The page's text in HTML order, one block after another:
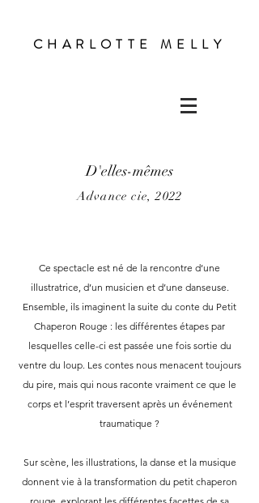
CHARLOTTE MELLY
D'elles-mêmes
Advance cie, 2022
Ce spectacle est né de la rencontre d’une
illustratrice, d’un musicien et d’une danseuse.
Ensemble, ils imaginent la suite du conte du Petit
Chaperon Rouge : les différentes étapes par
lesquelles celle-ci est passée une fois sortie du
ventre du loup. Les contes nous menacent toujours
du pire, mais qui nous raconte vraiment ce que le
corps et l’esprit traversent après un événement
traumatique ?
Sur scène, les illustrations, la danse et la musique
donnent vie à la transformation du petit chaperon